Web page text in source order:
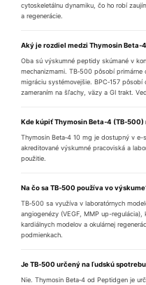
cytoskeletálnu dynamiku, čo ho robí
a regenerácie.
Aký je rozdiel medzi Thymosin Beta‑4
Oba sú výskumné peptidy skúmané v
mechanizmami. TB‑500 pôsobí
migráciu systémovejšie. BPC‑157
zameraním na šľachy, väzy a GI trakt.
Kde kúpiť Thymosin Beta‑4 (TB‑500)
Thymosin Beta‑4 10 mg je dostupný v
akreditované výskumné pracoviská a
použitie.
Na čo sa TB‑500 používa vo
TB‑500 sa využíva v laboratórnych
angiogenézy (VEGF, MMP up-regulácia),
kardiálnych modelov a okulárnej
podmienkach.
Je TB‑500 určený na ľudskú
Nie. Thymosin Beta‑4 od Peptidgen je